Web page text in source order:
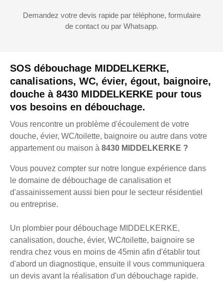
SOS débouchage MIDDELKERKE,
canalisations, WC, évier, égout, baignoire,
douche à 8430 MIDDELKERKE pour tous
vos besoins en débouchage.
Vous rencontre un problème d'écoulement de votre
douche, évier, WC/toilette, baignoire ou autre dans votre
appartement ou maison à 8430 MIDDELKERKE ?
Vous pouvez compter sur notre longue expérience dans
le domaine de débouchage de canalisation et
d'assainissement aussi bien pour le secteur résidentiel
ou entreprise.
Un plombier pour débouchage MIDDELKERKE,
canalisation, douche, évier, WC/toilette, baignoire se
rendra chez vous en moins de 45min afin d'établir tout
d'abord un diagnostique, ensuite il vous communiquera
un devis avant la réalisation d'un débouchage rapide.
Demandez votre devis rapide par téléphone, formulaire
de contact ou par Whatsapp.